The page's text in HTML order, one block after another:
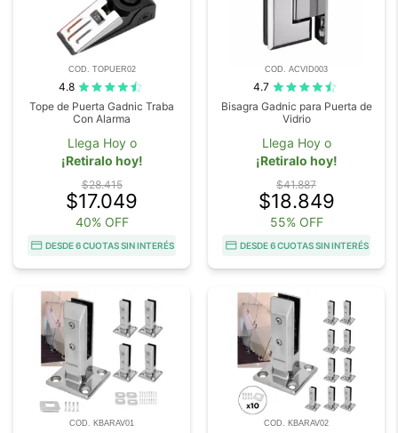
COD. TOPUER02
4.8
Tope de Puerta Gadnic Traba
Con Alarma
Llega Hoy o
¡Retiralo hoy!
$28.415
$17.049
40% OFF
DESDE 6 CUOTAS SIN INTERÉS
COD. ACVID003
4.7
Bisagra Gadnic para Puerta de
Vidrio
Llega Hoy o
¡Retiralo hoy!
$41.887
$18.849
55% OFF
DESDE 6 CUOTAS SIN INTERÉS
COD. KBARAV01 COD. KBARAV02